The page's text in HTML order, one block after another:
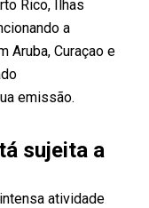
Rico, Ilhas
a
Aruba, Curaçao e
emissão.
sujeita a
atividade